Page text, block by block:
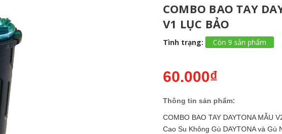
COMBO BAO TAY
V1 LỤC BẢO
Tình trạng: Còn 9 sản phẩm
60.000₫
Thông tin sản phẩm:
COMBO BAO TAY DAYTONA MẪU
Cao Su Không Gù DAYTONA và